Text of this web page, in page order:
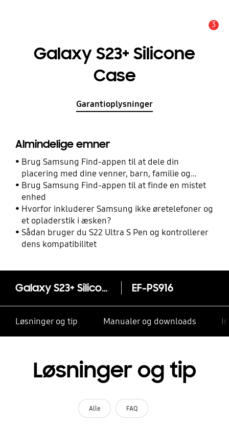
3
Galaxy S23+ Silicone
Case
Garantioplysninger
Almindelige emner
Brug Samsung Find-appen til at dele din
placering med dine venner, barn, familie og
andre kontakter
Brug Samsung Find-appen til at finde en mistet
enhed
Hvorfor inkluderer Samsung ikke øretelefoner og
et opladerstik i æsken?
Sådan bruger du S22 Ultra S Pen og kontrollerer
dens kompatibilitet
Galaxy S23+ Silicone Case EF-PS916
Løsninger og tip Manualer og downloads
Løsninger og tip
Alle FAQ